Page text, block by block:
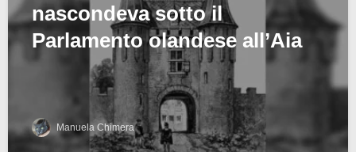
nascondeva sotto il
Parlamento olandese all’Aia
Manuela Chimera